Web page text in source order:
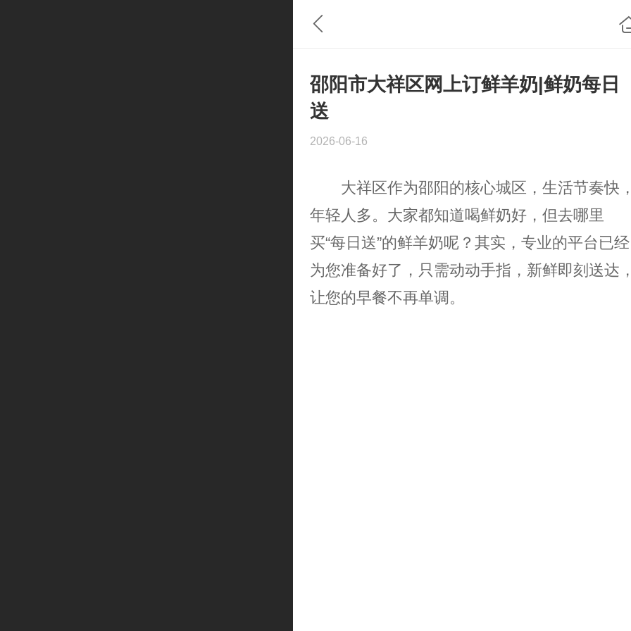
邵阳市大祥区网上订鲜羊奶|鲜奶每日
送
2026-06-16
大祥区作为邵阳的核心城区，生活节奏快
年轻人多。大家都知道喝鲜奶好，但去哪里
买“每日送”的鲜羊奶呢？其实，专业的平台已经
为您准备好了，只需动动手指，新鲜即刻送达
让您的早餐不再单调。